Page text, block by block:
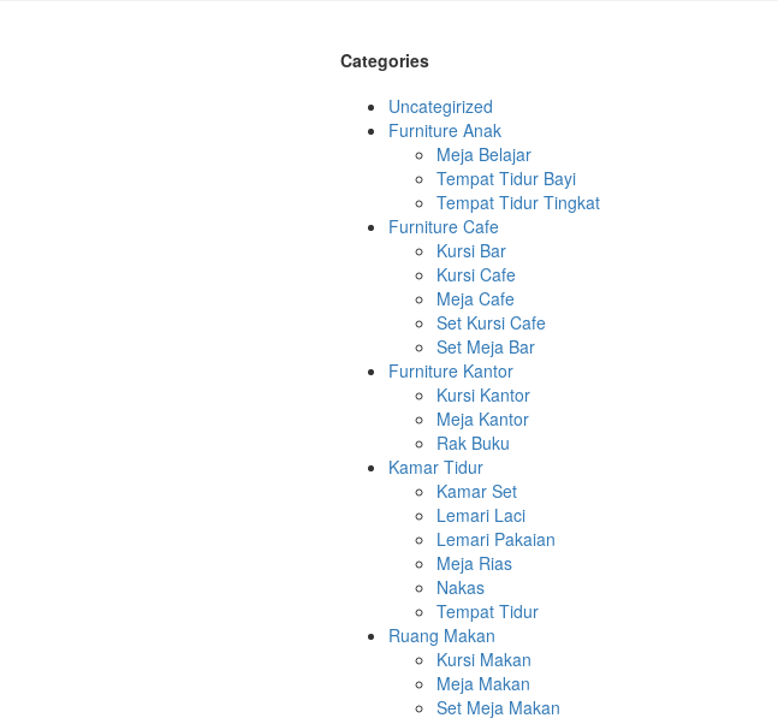
Categories
Uncategirized
Furniture Anak
Meja Belajar
Tempat Tidur Bayi
Tempat Tidur Tingkat
Furniture Cafe
Kursi Bar
Kursi Cafe
Meja Cafe
Set Kursi Cafe
Set Meja Bar
Furniture Kantor
Kursi Kantor
Meja Kantor
Rak Buku
Kamar Tidur
Kamar Set
Lemari Laci
Lemari Pakaian
Meja Rias
Nakas
Tempat Tidur
Ruang Makan
Kursi Makan
Meja Makan
Set Meja Makan